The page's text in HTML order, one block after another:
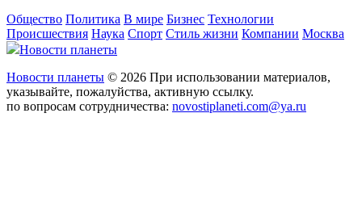
Общество Политика В мире Бизнес Технологии
Происшествия Наука Спорт Стиль жизни Компании Москва
Новости планеты
Новости планеты © 2026 При использовании материалов,
указывайте, пожалуйства, активную ссылку.
по вопросам сотрудничества: novostiplaneti.com@ya.ru